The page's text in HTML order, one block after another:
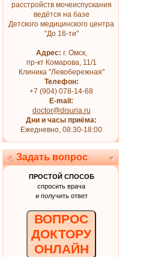
расстройств мочеиспускания
ведётся на базе
Детского медицинского центра
"До 16-ти"
Адрес: г. Омск,
пр-кт Комарова, 11/1
Клиника "Левобережная"
Телефон:
+7 (904) 078-14-68
E-mail:
doctor@disuria.ru
Дни и часы приёма:
Ежедневно, 08:30-18:00
Задать вопрос
ПРОСТОЙ СПОСОБ
спросить врача
и получить ответ
ВОПРОС
ДОКТОРУ
ОНЛАЙН